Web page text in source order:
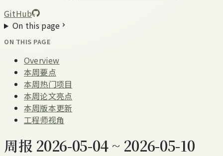
GitHub
On this page
ON THIS PAGE
Overview
本周要点
本周热门项目
本周论文亮点
本周版本更新
工程师视角
周报 2026-05-04 ~ 2026-05-10